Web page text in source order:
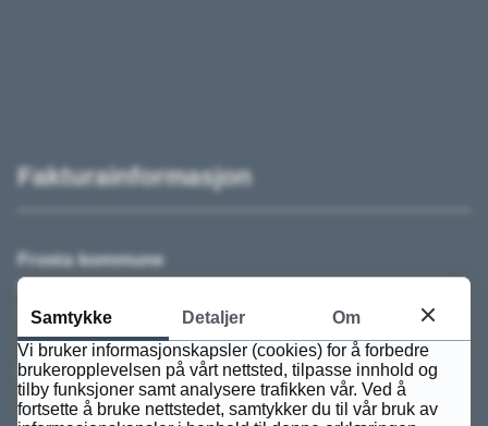
Fakturainformasjon
Frosta kommune
Fakturamottak
Tydalsvegen 121
7590 TYDAL
Samtykke Detaljer
Om
Vi bruker informasjonskapsler (cookies) for å forbedre
brukeropplevelsen på vårt nettsted, tilpasse innhold og
tilby funksjoner samt analysere trafikken vår. Ved å
fortsette å bruke nettstedet, samtykker du til vår bruk av